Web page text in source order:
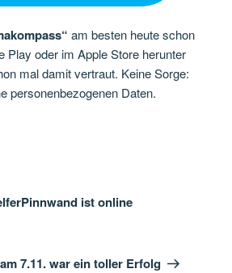
am besten heute schon
Play oder im Apple Store herunter
mal damit vertraut. Keine Sorge:
personenbezogenen Daten.
ist online
7.11. war ein toller Erfolg